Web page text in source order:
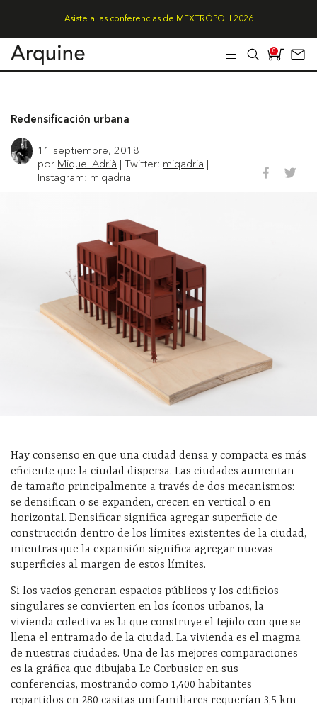
Asiste a las conferencias de MEXTRÓPOLI 2026
0
Redensificación urbana
11 septiembre, 2018
por Miquel Adrià | Twitter: miqadria |
Instagram: miqadria
Hay consenso en que una ciudad densa y compacta es más
eficiente que la ciudad dispersa. Las ciudades aumentan
de tamaño principalmente a través de dos mecanismos:
se densifican o se expanden, crecen en vertical o en
horizontal. Densificar significa agregar superficie de
construcción dentro de los límites existentes de la ciudad,
mientras que la expansión significa agregar nuevas
superficies al margen de estos límites.
Si los vacíos generan espacios públicos y los edificios
singulares se convierten en los íconos urbanos, la
vivienda colectiva es la que construye el tejido con que se
llena el entramado de la ciudad. La vivienda es el magma
de nuestras ciudades. Una de las mejores comparaciones
es la gráfica que dibujaba Le Corbusier en sus
conferencias, mostrando como 1,400 habitantes
repartidos en 280 casitas unifamiliares requerían 3,5 km